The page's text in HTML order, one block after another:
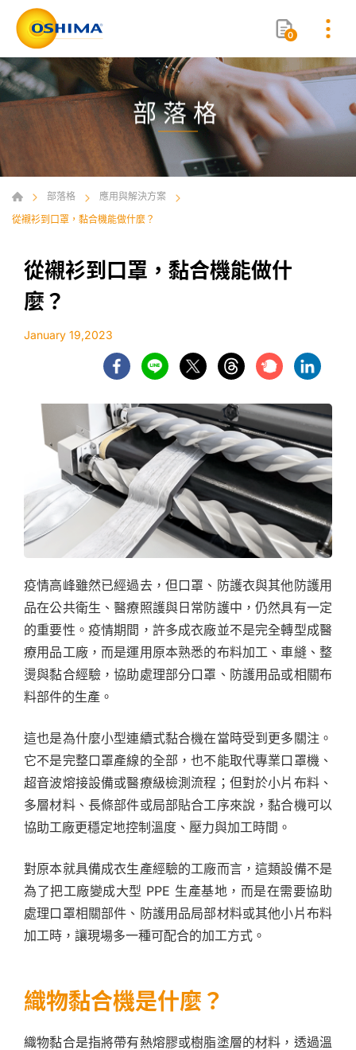
0
部落格
部落格
應用與解決方案
從襯衫到口罩，黏合機能做什麼？
從襯衫到口罩，黏合機能做什
麼？
January 19,2023
疫情高峰雖然已經過去，但口罩、防護衣與其他防護用
品在公共衛生、醫療照護與日常防護中，仍然具有一定
的重要性。疫情期間，許多成衣廠並不是完全轉型成醫
療用品工廠，而是運用原本熟悉的布料加工、車縫、整
燙與黏合經驗，協助處理部分口罩、防護用品或相關布
料部件的生產。
這也是為什麼小型連續式黏合機在當時受到更多關注。
它不是完整口罩產線的全部，也不能取代專業口罩機、
超音波熔接設備或醫療級檢測流程；但對於小片布料、
多層材料、長條部件或局部貼合工序來說，黏合機可以
協助工廠更穩定地控制溫度、壓力與加工時間。
對原本就具備成衣生產經驗的工廠而言，這類設備不是
為了把工廠變成大型 PPE 生產基地，而是在需要協助
處理口罩相關部件、防護用品局部材料或其他小片布料
加工時，讓現場多一種可配合的加工方式。
織物黏合機是什麼？
織物黏合是指將帶有熱熔膠或樹脂塗層的材料，透過溫